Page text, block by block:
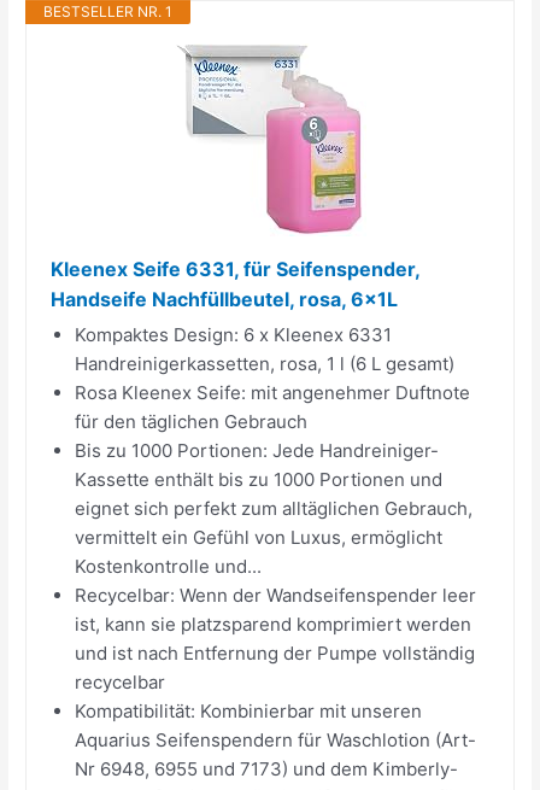
BESTSELLER NR. 1
Kleenex Seife 6331, für Seifenspender,
Handseife Nachfüllbeutel, rosa, 6x1L
Kompaktes Design: 6 x Kleenex 6331
Handreinigerkassetten, rosa, 1 l (6 L gesamt)
Rosa Kleenex Seife: mit angenehmer Duftnote
für den täglichen Gebrauch
Bis zu 1000 Portionen: Jede Handreiniger-
Kassette enthält bis zu 1000 Portionen und
eignet sich perfekt zum alltäglichen Gebrauch,
vermittelt ein Gefühl von Luxus, ermöglicht
Kostenkontrolle und...
Recycelbar: Wenn der Wandseifenspender leer
ist, kann sie platzsparend komprimiert werden
und ist nach Entfernung der Pumpe vollständig
recycelbar
Kompatibilität: Kombinierbar mit unseren
Aquarius Seifenspendern für Waschlotion (Art-
Nr 6948, 6955 und 7173) und dem Kimberly-